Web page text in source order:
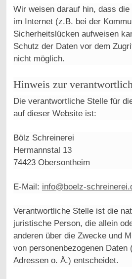
Wir weisen darauf hin, dass die
im Internet (z.B. bei der
Sicherheitslücken aufweisen
Schutz der Daten vor dem
nicht möglich.
Hinweis zur
Die verantwortliche Stelle für
auf dieser Website ist:
Bölz Schreinerei
Hermannstal 13
74423 Obersontheim
E-Mail: info@boelz-
Verantwortliche Stelle ist die
juristische Person, die allein
anderen über die Zwecke und
von personenbezogenen
Adressen o. Ä.) entscheidet.